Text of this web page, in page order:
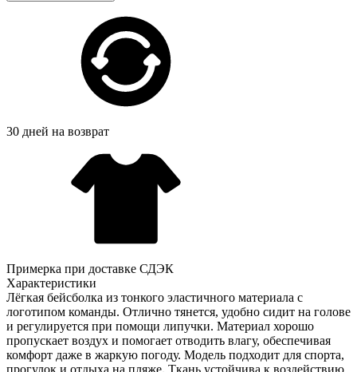
30 дней на возврат
Примерка при доставке СДЭК
Характеристики
Лёгкая бейсболка из тонкого эластичного материала с
логотипом команды. Отлично тянется, удобно сидит на голове
и регулируется при помощи липучки. Материал хорошо
пропускает воздух и помогает отводить влагу, обеспечивая
комфорт даже в жаркую погоду. Модель подходит для спорта,
прогулок и отдыха на пляже. Ткань устойчива к воздействию